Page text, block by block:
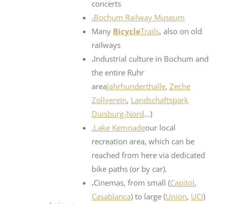
concerts
.Bochum Railway Museum
Many BicycleTrails, also on old
railways
.Industrial culture in Bochum and
the entire Ruhr
areaJahrhunderthalle, Zeche
Zollverein, Landschaftspark
Duisburg-Nord…)
.Lake Kemnadeour local
recreation area, which can be
reached from here via dedicated
bike paths (or by car).
.Cinemas, from small (Capitol,
Casablanca) to large (Union, UCI)